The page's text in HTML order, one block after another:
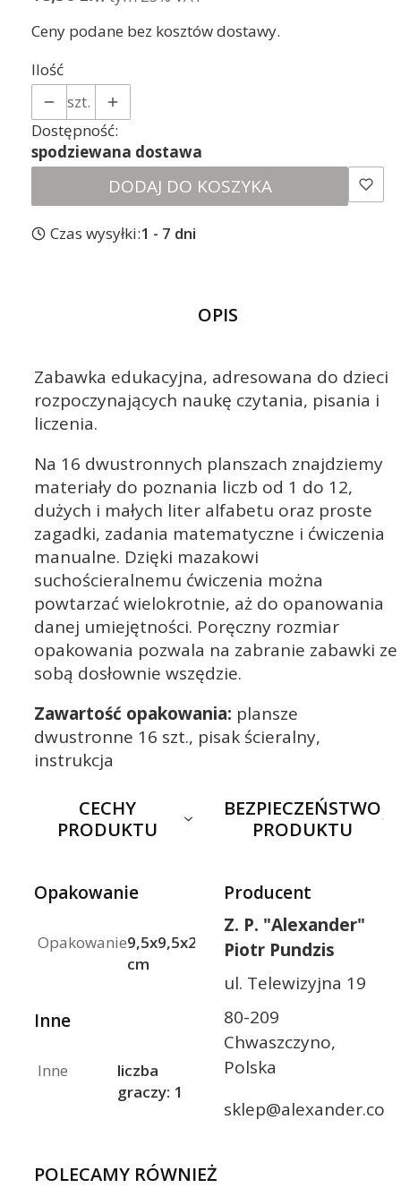
Ceny podane bez kosztów dostawy.
Ilość
szt.
Dostępność:
spodziewana dostawa
DODAJ DO KOSZYKA
Czas wysyłki:1 - 7 dni
OPIS
Zabawka edukacyjna, adresowana do dzieci
rozpoczynających naukę czytania, pisania i
liczenia.
Na 16 dwustronnych planszach znajdziemy
materiały do poznania liczb od 1 do 12,
dużych i małych liter alfabetu oraz proste
zagadki, zadania matematyczne i ćwiczenia
manualne. Dzięki mazakowi
suchościeralnemu ćwiczenia można
powtarzać wielokrotnie, aż do opanowania
danej umiejętności. Poręczny rozmiar
opakowania pozwala na zabranie zabawki ze
sobą dosłownie wszędzie.
Zawartość opakowania: plansze
dwustronne 16 szt., pisak ścieralny,
instrukcja
CECHY
PRODUKTU
Opakowanie
Opakowanie9,5x9,5x2
cm
Inne
Inne
liczba
graczy: 1
BEZPIECZEŃSTWO
PRODUKTU
Producent
Z. P. "Alexander"
Piotr Pundzis
ul. Telewizyjna 19
80-209
Chwaszczyno,
Polska
POLECAMY RÓWNIEŻ